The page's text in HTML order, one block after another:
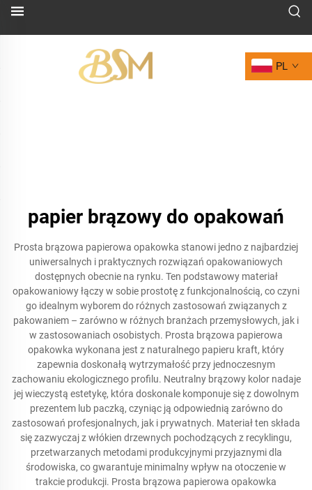
PL
papier brązowy do opakowań
Prosta brązowa papierowa opakowka stanowi jedno z najbardziej
uniwersalnych i praktycznych rozwiązań opakowaniowych
dostępnych obecnie na rynku. Ten podstawowy materiał
opakowaniowy łączy w sobie prostotę z funkcjonalnością, co czyni
go idealnym wyborem do różnych zastosowań związanych z
pakowaniem – zarówno w różnych branżach przemysłowych, jak i
w zastosowaniach osobistych. Prosta brązowa papierowa
opakowka wykonana jest z naturalnego papieru kraft, który
zapewnia doskonałą wytrzymałość przy jednoczesnym
zachowaniu ekologicznego profilu. Neutralny brązowy kolor nadaje
jej wieczystą estetykę, która doskonale komponuje się z dowolnym
prezentem lub paczką, czyniąc ją odpowiednią zarówno do
zastosowań profesjonalnych, jak i prywatnych. Materiał ten składa
się zazwyczaj z włókien drzewnych pochodzących z recyklingu,
przetwarzanych metodami produkcyjnymi przyjaznymi dla
środowiska, co gwarantuje minimalny wpływ na otoczenie w
trakcie produkcji. Prosta brązowa papierowa opakowka